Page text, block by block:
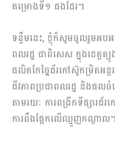
គម្រោងទី១ ផងដែរ។
ទន្ទឹមនេះ, ខ្ញុំក៏សូមចូលរួមអ
ពលរដ្ឋ ជាពិសេស ក្នុងខេត្ត
ផលិតកែច្នៃជ័រកៅស៊ូកម្រិតអ
ជីវភាពប្រជាពលរដ្ឋ និងផ
តាមរយៈ ការពង្រីកទីផ្សារជ័រ
ការពឹងផ្អែកលើឈ្មួញកណ្តាល។